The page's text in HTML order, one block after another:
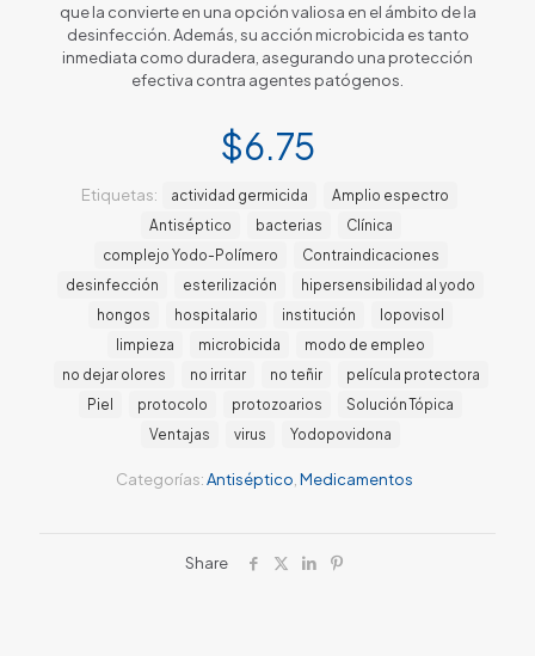
que la convierte en una opción valiosa en el ámbito de la
desinfección. Además, su acción microbicida es tanto
inmediata como duradera, asegurando una protección
efectiva contra agentes patógenos.
$6.75
Categorías:Antiséptico Medicamentos
Etiquetas: actividad germicida
Amplio espectro
Antiséptico
bacterias
Clínica
complejo Yodo-Polímero
Contraindicaciones
desinfección
esterilización
hipersensibilidad al yodo
hongos
hospitalario institución
Iopovisol
limpieza
microbicida
modo de empleo
no dejar olores
no irritar no teñir
película protectora
Piel
protocolo protozoarios
Solución Tópica
Ventajas
virus Yodopovidona
Share